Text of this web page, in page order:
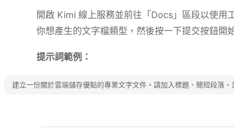
開啟 Kimi 線上服務並前往「Docs」區段以使用
你想產生的文字檔類型，然後按一下提交按鈕開
提示詞範例：
建立一份關於雲端儲存優點的專業文字文件。請加入標題、簡短段落，